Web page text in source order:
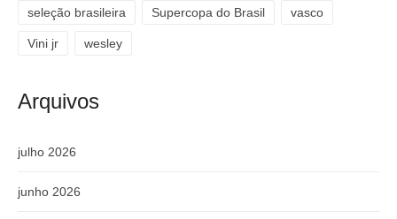
seleção brasileira Supercopa do Brasil vasco
Vini jr wesley
Arquivos
julho 2026
junho 2026